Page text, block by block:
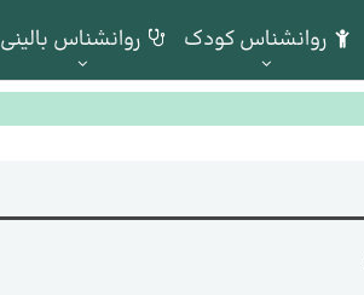
روانشناس کودک روانشناس بالینی